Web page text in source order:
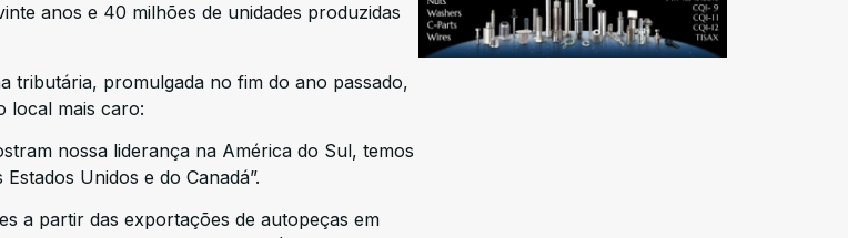
anos e 40 milhões de unidades produzidas
tributária, promulgada no fim do ano passado,
local mais caro:
nossa liderança na América do Sul, temos
Unidos e do Canadá”.
a partir das exportações de autopeças em